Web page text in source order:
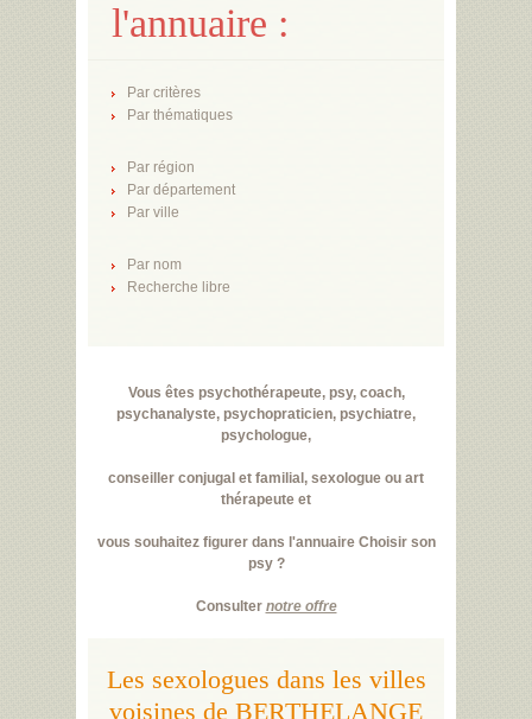
l'annuaire :
Par critères
Par thématiques
Par région
Par département
Par ville
Par nom
Recherche libre
Vous êtes psychothérapeute, psy, coach,
psychanalyste, psychopraticien, psychiatre,
psychologue,
conseiller conjugal et familial, sexologue ou art
thérapeute et
vous souhaitez figurer dans l'annuaire Choisir son
psy ?
Consulter notre offre
Les sexologues dans les villes
voisines de BERTHELANGE